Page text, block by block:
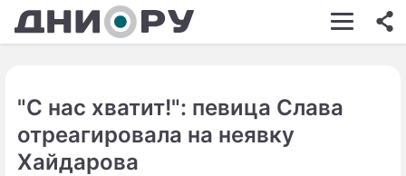
ШОУ-БИЗНЕС
КИНО
НЕДВИЖИМОСТЬ
"С нас хватит!": певица Слава
отреагировала на неявку
Хайдарова